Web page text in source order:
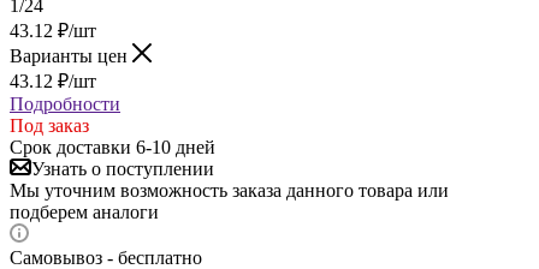
1/24
43.12 ₽/шт
Варианты цен
43.12 ₽/шт
Подробности
Под заказ
Срок доставки 6-10 дней
Узнать о поступлении
Мы уточним возможность заказа данного товара или
подберем аналоги
Самовывоз - бесплатно